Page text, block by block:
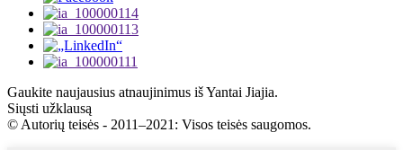
Gaukite naujausius atnaujinimus iš Yantai Jiajia.
Siųsti užklausą
© Autorių teisės - 2011–2021: Visos teisės saugomos.